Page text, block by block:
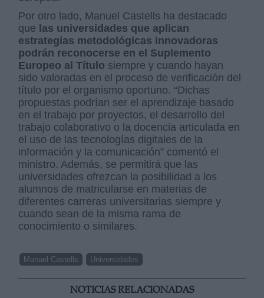
Por otro lado, Manuel Castells ha destacado
que las universidades que aplican
estrategias metodológicas innovadoras
podrán reconocerse en el Suplemento
Europeo al Título siempre y cuando hayan
sido valoradas en el proceso de verificación del
título por el organismo oportuno. “Dichas
propuestas podrían ser el aprendizaje basado
en el trabajo por proyectos, el desarrollo del
trabajo colaborativo o la docencia articulada en
el uso de las tecnologías digitales de la
información y la comunicación” comentó el
ministro. Además, se permitirá que las
universidades ofrezcan la posibilidad a los
alumnos de matricularse en materias de
diferentes carreras universitarias siempre y
cuando sean de la misma rama de
conocimiento o similares.
Manuel Castells Universidades
NOTICIAS RELACIONADAS